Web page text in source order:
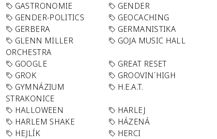
GASTRONOMIE
GENDER
GENDER-POLITICS
GEOCACHING
GERBERA
GERMANISTIKA
GLENN MILLER
ORCHESTRA
GOJA MUSIC HALL
GOOGLE
GREAT RESET
GROK
GROOVIN´HIGH
GYMNÁZIUM
STRAKONICE
H.E.A.T.
HALLOWEEN
HARLEJ
HARLEM SHAKE
HÁZENÁ
HEJLÍK
HERCI